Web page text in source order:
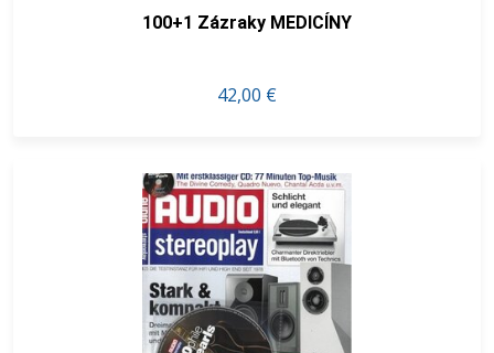
100+1 Zázraky MEDICÍNY
42,00 €